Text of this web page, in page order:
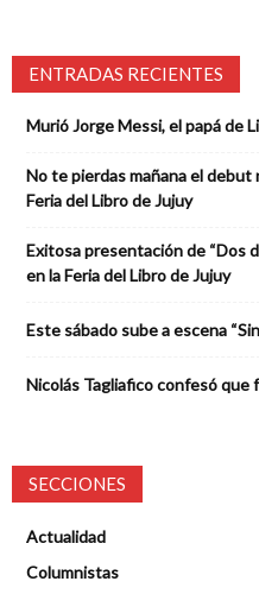
ENTRADAS RECIENTES
Murió Jorge Messi, el papá de
No te pierdas mañana el debut
Feria del Libro de Jujuy
Exitosa presentación de “Dos
en la Feria del Libro de Jujuy
Este sábado sube a escena
Nicolás Tagliafico confesó que
SECCIONES
Actualidad
Columnistas